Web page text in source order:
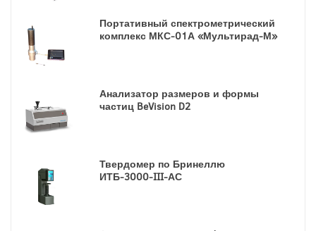
Портативный спектрометрический
комплекс МКС-01А «Мультирад-М»
Анализатор размеров и формы
частиц BeVision D2
Твердомер по Бринеллю
ИТБ-3000-III-АС